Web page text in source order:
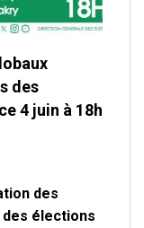
des
4 juin à 18h
des
élections